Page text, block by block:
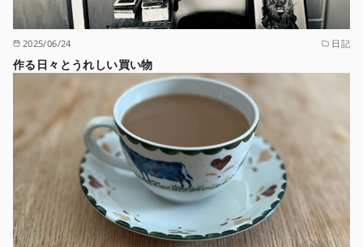
2025/06/24 日記
作る日々とうれしい買い物